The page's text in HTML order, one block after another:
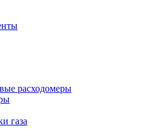
расходомеры
газа